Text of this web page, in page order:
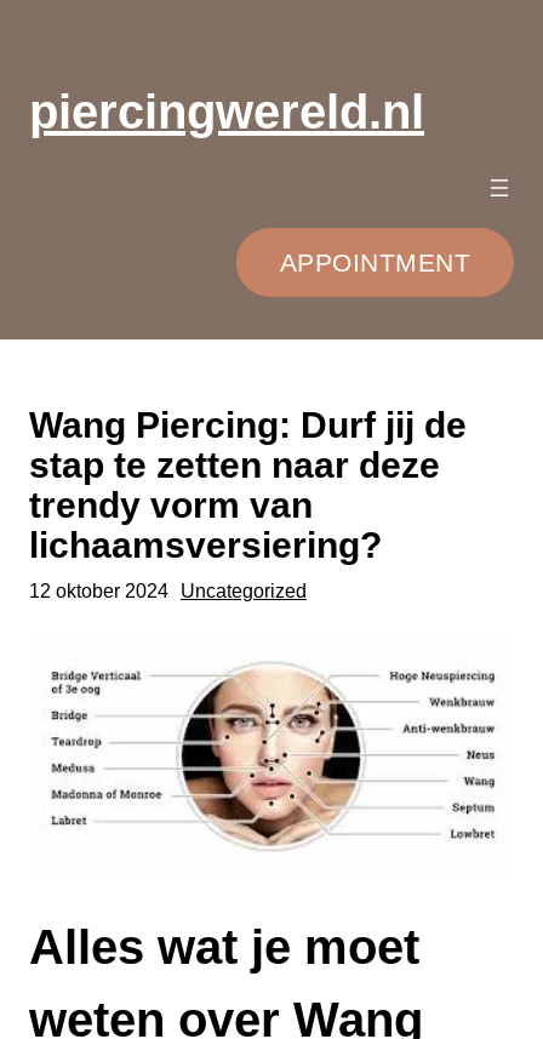
inhoudpiercingwereld.nl
APPOINTMENT
Wang Piercing: Durf jij de
stap te zetten naar deze
trendy vorm van
lichaamsversiering?
12 oktober 2024 Uncategorized
Alles wat je moet
weten over Wang